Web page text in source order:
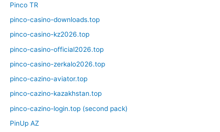
Pinco TR
pinco-casino-downloads.top
pinco-casino-kz2026.top
pinco-casino-official2026.top
pinco-casino-zerkalo2026.top
pinco-cazino-aviator.top
pinco-cazino-kazakhstan.top
pinco-cazino-login.top (second pack)
PinUp AZ